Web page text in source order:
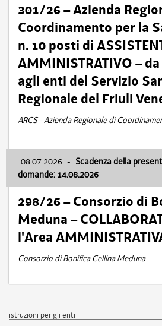
301/26 – Azienda
Coordinamento per la
n. 10 posti di
AMMINISTRATIVO –
agli enti del Servizio
Regionale del Friuli
ARCS - Azienda Regionale di
08.07.2026 - Scadenza della
domande: 14.08.2026
298/26 – Consorzio di
Meduna –
l'Area
Consorzio di Bonifica Cellina Meduna
istruzioni per gli enti